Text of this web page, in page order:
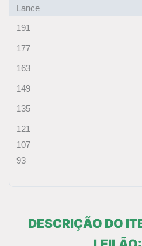
Lance
191
177
163
149
135
121
107
93
DESCRIÇÃO DO